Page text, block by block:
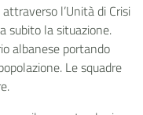
l’Unità di Crisi
subito la situazione.
albanese portando
Le squadre